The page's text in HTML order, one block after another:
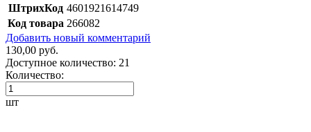
ШтрихКод 4601921614749
Код товара 266082
Добавить новый комментарий
130,00 руб.
Доступное количество: 21
Количество:
шт